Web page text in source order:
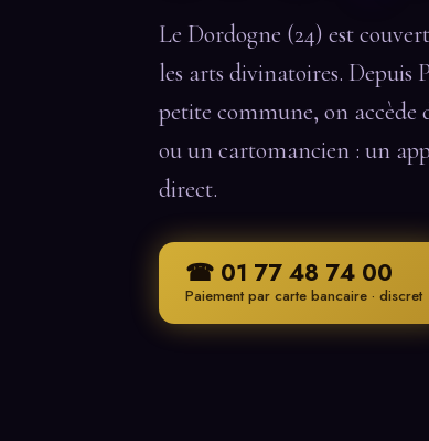
Le Dordogne (24) est
les arts divinatoires. Depuis
petite commune, on
ou un cartomancien : un
direct.
☎ 01 77 48 74 00
Paiement par carte bancaire · discret